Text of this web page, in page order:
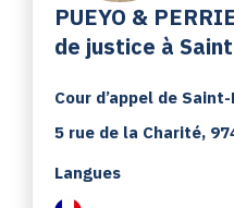
PUEYO &
de justice à
Cour d’appel de
5 rue de la Charité,
Langues